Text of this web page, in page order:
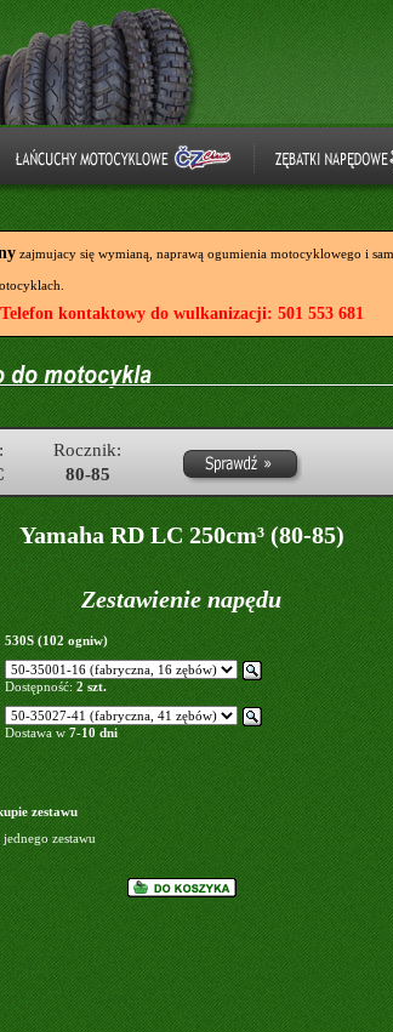
zajmujacy się wymianą, naprawą ogumienia motocyklowego i
Telefon kontaktowy do wulkanizacji: 501 553 681
Rocznik:
80-85
Yamaha RD LC 250cm³ (80-85)
Zestawienie napędu
530S (102 ogniw)
Dostępność: 2 szt.
Dostawa w 7-10 dni
zestawu
zestawu